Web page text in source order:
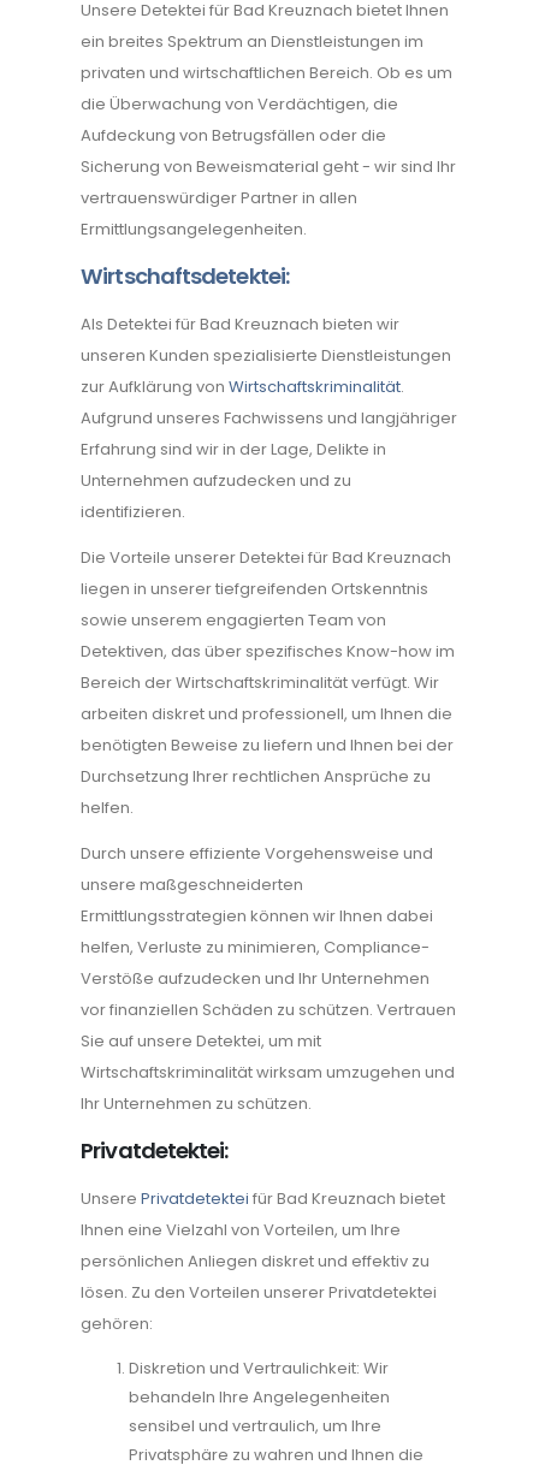
Unsere Detektei für Bad Kreuznach bietet Ihnen
ein breites Spektrum an Dienstleistungen im
privaten und wirtschaftlichen Bereich. Ob es um
die Überwachung von Verdächtigen, die
Aufdeckung von Betrugsfällen oder die
Sicherung von Beweismaterial geht - wir sind Ihr
vertrauenswürdiger Partner in allen
Ermittlungsangelegenheiten.
Wirtschaftsdetektei:
Als Detektei für Bad Kreuznach bieten wir
unseren Kunden spezialisierte Dienstleistungen
zur Aufklärung vonWirtschaftskriminalität.
Aufgrund unseres Fachwissens und langjähriger
Erfahrung sind wir in der Lage, Delikte in
Unternehmen aufzudecken und zu
identifizieren.
Die Vorteile unserer Detektei für Bad Kreuznach
liegen in unserer tiefgreifenden Ortskenntnis
sowie unserem engagierten Team von
Detektiven, das über spezifisches Know-how im
Bereich der Wirtschaftskriminalität verfügt. Wir
arbeiten diskret und professionell, um Ihnen die
benötigten Beweise zu liefern und Ihnen bei der
Durchsetzung Ihrer rechtlichen Ansprüche zu
helfen.
Durch unsere effiziente Vorgehensweise und
unsere maßgeschneiderten
Ermittlungsstrategien können wir Ihnen dabei
helfen, Verluste zu minimieren, Compliance-
Verstöße aufzudecken und Ihr Unternehmen
vor finanziellen Schäden zu schützen. Vertrauen
Sie auf unsere Detektei, um mit
Wirtschaftskriminalität wirksam umzugehen und
Ihr Unternehmen zu schützen.
Privatdetektei:
UnserePrivatdetekteifür Bad Kreuznach bietet
Ihnen eine Vielzahl von Vorteilen, um Ihre
persönlichen Anliegen diskret und effektiv zu
lösen. Zu den Vorteilen unserer Privatdetektei
gehören:
Diskretion und Vertraulichkeit: Wir
behandeln Ihre Angelegenheiten
sensibel und vertraulich, um Ihre
Privatsphäre zu wahren und Ihnen die